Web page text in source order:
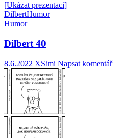
[Ukázat prezentaci]
DilbertHumor
Humor
Dilbert 40
8.6.2022 XSimi Napsat komentář